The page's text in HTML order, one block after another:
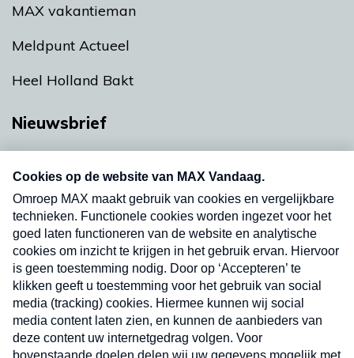
MAX vakantieman
Meldpunt Actueel
Heel Holland Bakt
Nieuwsbrief
nieuwsbrief. Elke vrijdag- en dinsdagochtend in
uw mailbox.
Verzend